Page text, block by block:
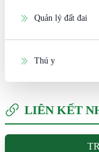
Quản lý đất đai
Thú y
LIÊN KẾT